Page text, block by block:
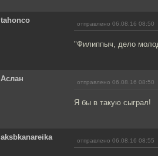
tahonco отправлено 06.08.16 08:50
"Филиппыч, дело
Аслан отправлено 06.08.16 08:50
Я бы в такую сыграл!
aksbkanareika отправлено 06.08.16 08:55